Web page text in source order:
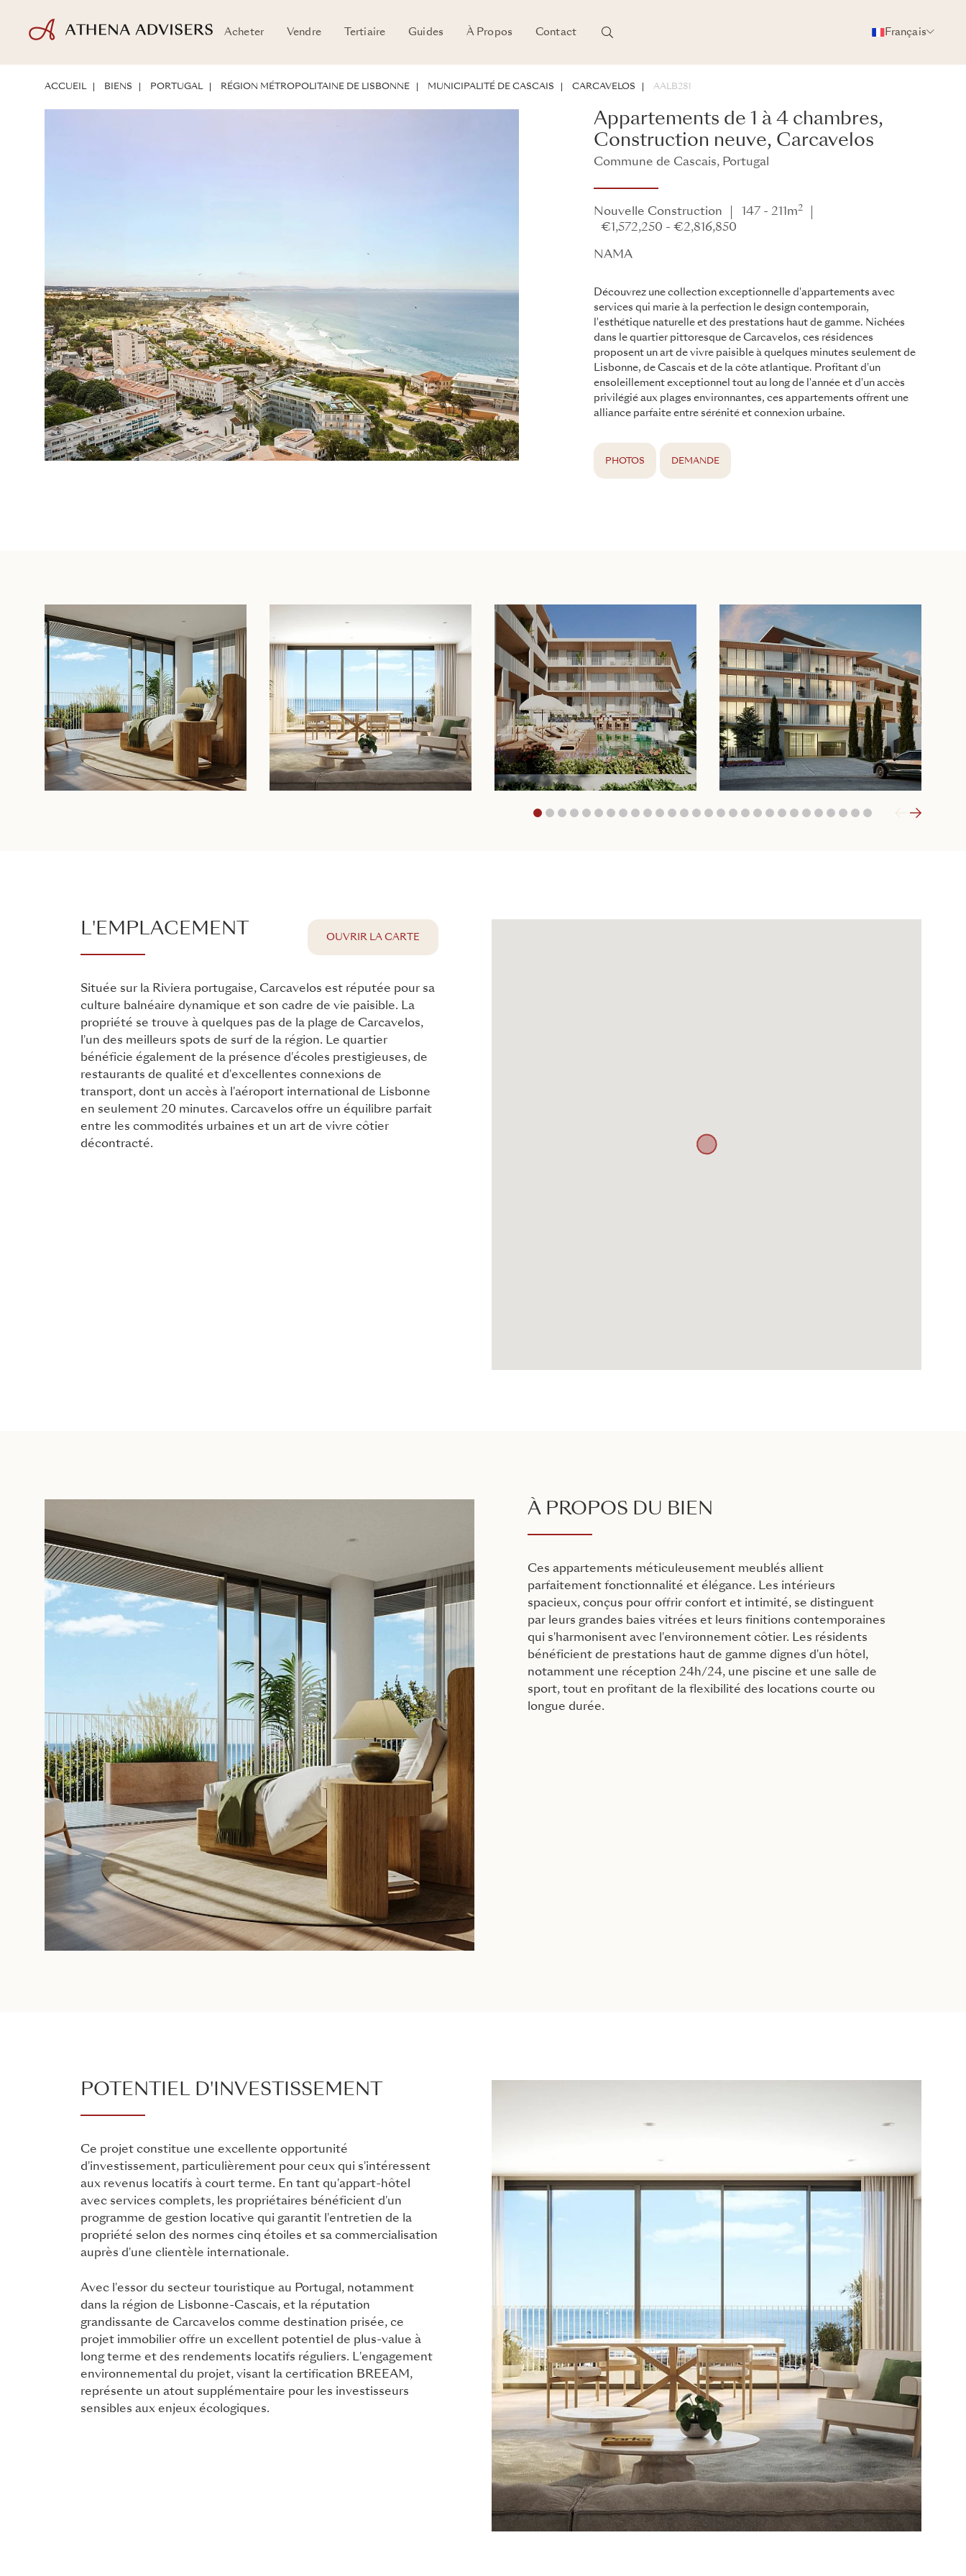
Acheter Vendre Tertiaire Guides À Propos Contact Français
ACCUEIL BIENS PORTUGAL RÉGION MÉTROPOLITAINE DE LISBONNE MUNICIPALITÉ DE CASCAIS CARCAVELOS AALB281
Appartements de 1 à 4 chambres,
Construction neuve, Carcavelos
Commune de Cascais, Portugal
Nouvelle Construction 147 - 211m2
€1,572,250 - €2,816,850
NAMA
Découvrez une collection exceptionnelle d'appartements avec
services qui marie à la perfection le design contemporain,
l'esthétique naturelle et des prestations haut de gamme. Nichées
dans le quartier pittoresque de Carcavelos, ces résidences
proposent un art de vivre paisible à quelques minutes seulement de
Lisbonne, de Cascais et de la côte atlantique. Profitant d'un
ensoleillement exceptionnel tout au long de l'année et d'un accès
privilégié aux plages environnantes, ces appartements offrent une
alliance parfaite entre sérénité et connexion urbaine.
PHOTOS DEMANDE
1 2 3 4 5 6 7 8 9 1011 1213141516171819202122232425 28
L'EMPLACEMENT
Située sur la Riviera portugaise, Carcavelos est réputée pour sa
culture balnéaire dynamique et son cadre de vie paisible. La
propriété se trouve à quelques pas de la plage de Carcavelos,
l'un des meilleurs spots de surf de la région. Le quartier
bénéficie également de la présence d'écoles prestigieuses, de
restaurants de qualité et d'excellentes connexions de
transport, dont un accès à l'aéroport international de Lisbonne
en seulement 20 minutes. Carcavelos offre un équilibre parfait
entre les commodités urbaines et un art de vivre côtier
décontracté.
OUVRIR LA CARTE
À PROPOS DU BIEN
Ces appartements méticuleusement meublés allient
parfaitement fonctionnalité et élégance. Les intérieurs
spacieux, conçus pour offrir confort et intimité, se distinguent
par leurs grandes baies vitrées et leurs finitions contemporaines
qui s'harmonisent avec l'environnement côtier. Les résidents
bénéficient de prestations haut de gamme dignes d'un hôtel,
notamment une réception 24h/24, une piscine et une salle de
sport, tout en profitant de la flexibilité des locations courte ou
longue durée.
POTENTIEL D'INVESTISSEMENT
Ce projet constitue une excellente opportunité
d'investissement, particulièrement pour ceux qui s'intéressent
aux revenus locatifs à court terme. En tant qu'appart-hôtel
avec services complets, les propriétaires bénéficient d'un
programme de gestion locative qui garantit l'entretien de la
propriété selon des normes cinq étoiles et sa commercialisation
auprès d'une clientèle internationale.
Avec l'essor du secteur touristique au Portugal, notamment
dans la région de Lisbonne-Cascais, et la réputation
grandissante de Carcavelos comme destination prisée, ce
projet immobilier offre un excellent potentiel de plus-value à
long terme et des rendements locatifs réguliers. L'engagement
environnemental du projet, visant la certification BREEAM,
représente un atout supplémentaire pour les investisseurs
sensibles aux enjeux écologiques.